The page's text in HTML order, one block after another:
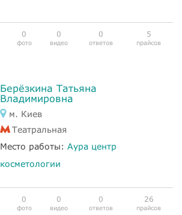
0
фото
0
видео
0
ответов
5
прайсов
Берёзкина Татьяна
Владимировна
м. Киев
Театральная
Место работы: Аура центр
косметологии
0
фото
0
видео
0
ответов
26
прайсов